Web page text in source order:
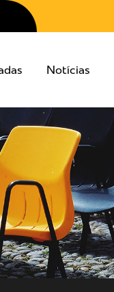
Notícias